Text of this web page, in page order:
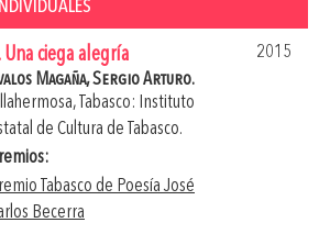
Una ciega alegría
2015
Magaña, Sergio Arturo.
Tabasco: Instituto
de Cultura de Tabasco.
Tabasco de Poesía José
Becerra